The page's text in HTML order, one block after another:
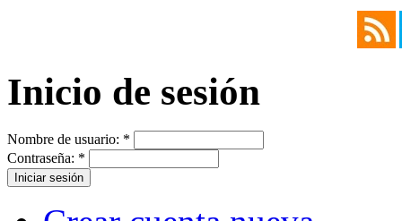
Inicio de sesión
Nombre de usuario: *
Contraseña: *